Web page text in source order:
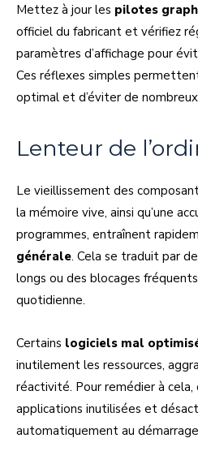
Mettez à jour les pilotes
officiel du fabricant et vérifiez
paramètres d’affichage pour
Ces réflexes simples
optimal et d’éviter de nombreux
Lenteur de
Le vieillissement des
la mémoire vive, ainsi qu’une
programmes, entraînent
générale. Cela se traduit par
longs ou des blocages
quotidienne.
Certains logiciels mal
inutilement les ressources,
réactivité. Pour remédier à cela,
applications inutilisées et
automatiquement au